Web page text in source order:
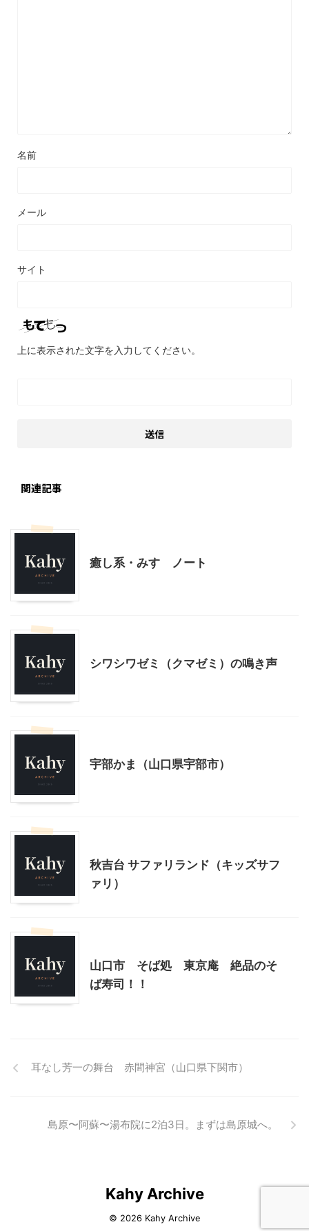
名前
メール
サイト
上に表示された文字を入力してください。
関連記事
癒し系・みすゞノート
シワシワゼミ（クマゼミ）の鳴き声
宇部かま（山口県宇部市）
秋吉台 サファリランド（キッズサフ
ァリ）
山口市 そば処 東京庵 絶品のそ
ば寿司！！
耳なし芳一の舞台 赤間神宮（山口県下関市）
島原〜阿蘇〜湯布院に2泊3日。まずは島原城へ。
Kahy Archive
© 2026 Kahy Archive